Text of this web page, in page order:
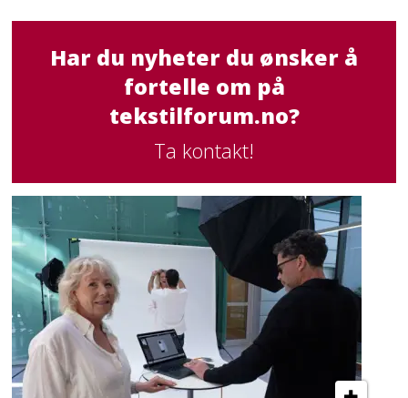
Har du nyheter du ønsker å
fortelle om på
tekstilforum.no?
Ta kontakt!